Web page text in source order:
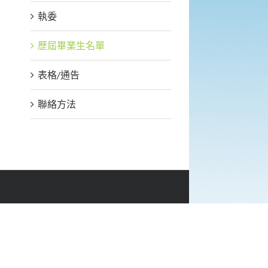
執委
歷屆畢業生名單
表格/通告
聯絡方法